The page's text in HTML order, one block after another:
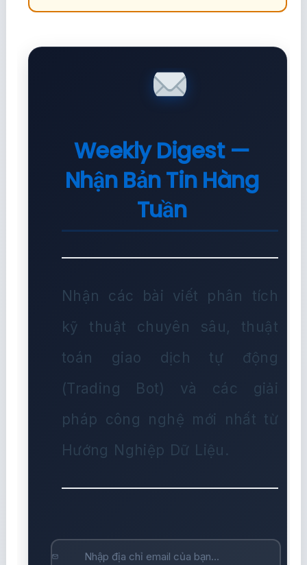
Weekly Digest —
Nhận Bản Tin Hàng
Tuần
Nhận các bài viết phân tích
kỹ thuật chuyên sâu, thuật
toán giao dịch tự động
(Trading Bot) và các giải
pháp công nghệ mới nhất từ
Hướng Nghiệp Dữ Liệu.